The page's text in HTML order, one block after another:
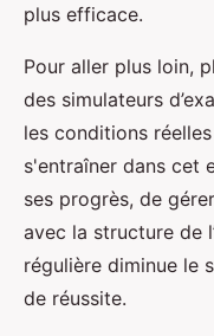
plus efficace.
Pour aller plus loin,
des simulateurs
les conditions
s'entraîner dans cet
ses progrès, de
avec la structure de
régulière diminue le
de réussite.